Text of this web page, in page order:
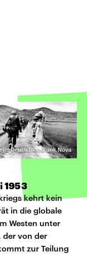
Deutschlandfunk Nova
1953
kehrt kein
in die globale
Westen unter
der von der
zur Teilung